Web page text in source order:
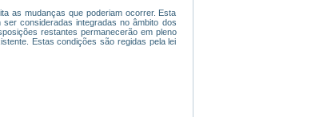
as mudanças que poderiam ocorrer. Esta
consideradas integradas no âmbito dos
restantes permanecerão em pleno
Estas condições são regidas pela lei